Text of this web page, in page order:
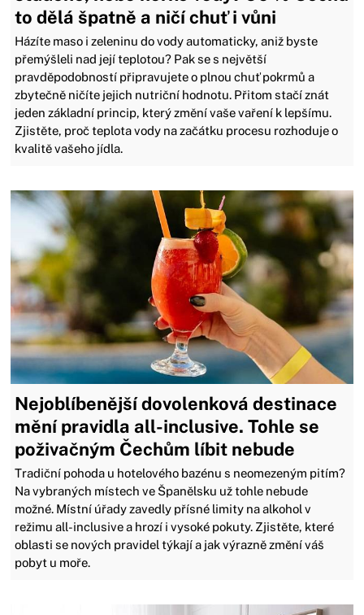
to dělá špatně a ničí chuť i vůni
Házíte maso i zeleninu do vody automaticky, aniž byste
přemýšleli nad její teplotou? Pak se s největší
pravděpodobností připravujete o plnou chuť pokrmů a
zbytečně ničíte jejich nutriční hodnotu. Přitom stačí znát
jeden základní princip, který změní vaše vaření k lepšímu.
Zjistěte, proč teplota vody na začátku procesu rozhoduje o
kvalitě vašeho jídla.
Nejoblíbenější dovolenková destinace
mění pravidla all-inclusive. Tohle se
poživačným Čechům líbit nebude
Tradiční pohoda u hotelového bazénu s neomezeným pitím?
Na vybraných místech ve Španělsku už tohle nebude
možné. Místní úřady zavedly přísné limity na alkohol v
režimu all-inclusive a hrozí i vysoké pokuty. Zjistěte, které
oblasti se nových pravidel týkají a jak výrazně změní váš
pobyt u moře.